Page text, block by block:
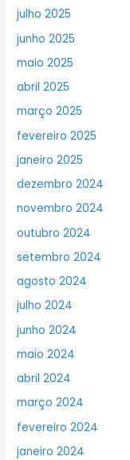
julho 2025
junho 2025
maio 2025
abril 2025
março 2025
fevereiro 2025
janeiro 2025
dezembro 2024
novembro 2024
outubro 2024
setembro 2024
agosto 2024
julho 2024
junho 2024
maio 2024
abril 2024
março 2024
fevereiro 2024
janeiro 2024